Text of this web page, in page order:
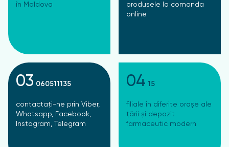
în Moldova
produsele la comanda
online
03 060511135
contactați-ne prin Viber,
Whatsapp, Facebook,
Instagram, Telegram
04 15
filiale în diferite orașe ale
țării și depozit
farmaceutic modern